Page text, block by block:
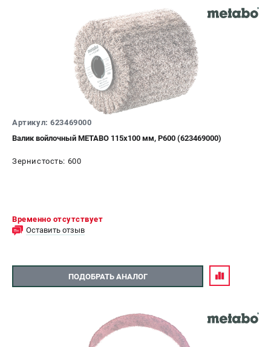
Артикул: 623469000
Валик войлочный METABO 115х100 мм, P600 (623469000)
Зернистость: 600
Временно отсутствует
Оставить отзыв
ПОДОБРАТЬ АНАЛОГ